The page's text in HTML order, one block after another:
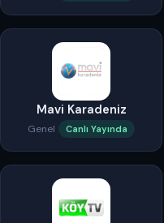
Mavi Karadeniz
Genel Canlı Yayında